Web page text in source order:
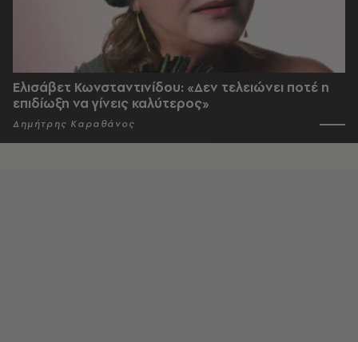
Ελισάβετ Κωνσταντινίδου: «Δεν τελειώνει ποτέ η
επιδίωξη να γίνεις καλύτερος»
Δημήτρης Καραθάνος